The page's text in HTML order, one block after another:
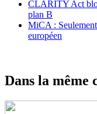
CLARITY Act
plan B
MiCA :
européen
Dans la même